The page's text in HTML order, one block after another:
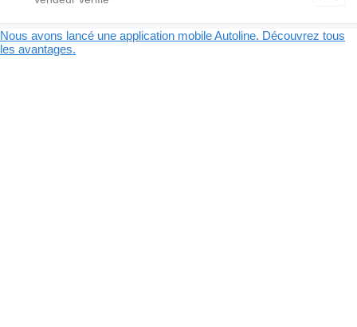
Nous avons lancé une application mobile Autoline. Découvrez tous
les avantages.